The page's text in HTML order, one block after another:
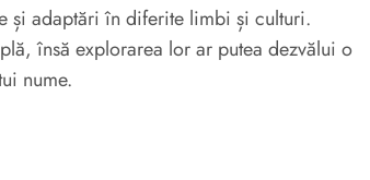
și adaptări în diferite limbi și culturi.
însă explorarea lor ar putea dezvălui o
nume.